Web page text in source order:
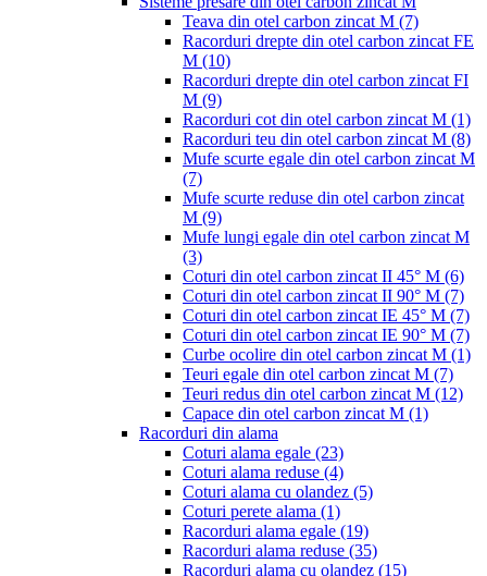
Teava din otel carbon zincat M (7)
Racorduri drepte din otel carbon zincat FE
M (10)
Racorduri drepte din otel carbon zincat FI
M (9)
Racorduri cot din otel carbon zincat M (1)
Racorduri teu din otel carbon zincat M (8)
Mufe scurte egale din otel carbon zincat M
(7)
Mufe scurte reduse din otel carbon zincat
M (9)
Mufe lungi egale din otel carbon zincat M
(3)
Coturi din otel carbon zincat II 45° M (6)
Coturi din otel carbon zincat II 90° M (7)
Coturi din otel carbon zincat IE 45° M (7)
Coturi din otel carbon zincat IE 90° M (7)
Curbe ocolire din otel carbon zincat M (1)
Teuri egale din otel carbon zincat M (7)
Teuri redus din otel carbon zincat M (12)
Capace din otel carbon zincat M (1)
Racorduri din alama
Coturi alama egale (23)
Coturi alama reduse (4)
Coturi alama cu olandez (5)
Coturi perete alama (1)
Racorduri alama egale (19)
Racorduri alama reduse (35)
Racorduri alama cu olandez (15)